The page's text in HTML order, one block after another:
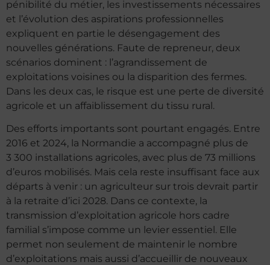
pénibilité du métier, les investissements nécessaires
et l’évolution des aspirations professionnelles
expliquent en partie le désengagement des
nouvelles générations. Faute de repreneur, deux
scénarios dominent : l’agrandissement de
exploitations voisines ou la disparition des fermes.
Dans les deux cas, le risque est une perte de diversité
agricole et un affaiblissement du tissu rural.
Des efforts importants sont pourtant engagés. Entre
2016 et 2024, la Normandie a accompagné plus de
3 300 installations agricoles, avec plus de 73 millions
d’euros mobilisés. Mais cela reste insuffisant face aux
départs à venir : un agriculteur sur trois devrait partir
à la retraite d’ici 2028. Dans ce contexte, la
transmission d’exploitation agricole hors cadre
familial s’impose comme un levier essentiel. Elle
permet non seulement de maintenir le nombre
d’exploitations mais aussi d’accueillir de nouveaux